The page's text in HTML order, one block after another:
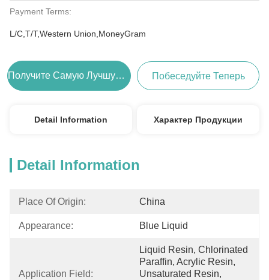
Payment Terms:
L/C,T/T,Western Union,MoneyGram
Получите Самую Лучшую Цену Побеседуйте Теперь
Detail Information Характер Продукции
Detail Information
Place Of Origin: China
Appearance: Blue Liquid
Application Field:
Liquid Resin, Chlorinated
Paraffin, Acrylic Resin,
Unsaturated Resin,